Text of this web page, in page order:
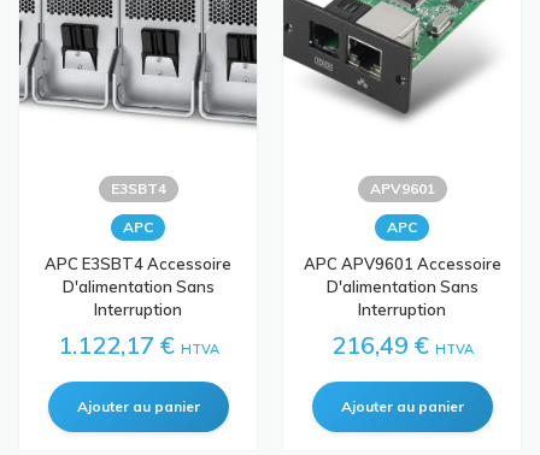
E3SBT4
APC
APC E3SBT4 Accessoire
D'alimentation Sans
Interruption
1.122,17 € HTVA
APV9601
APC
APC APV9601 Accessoire
D'alimentation Sans
Interruption
216,49 € HTVA